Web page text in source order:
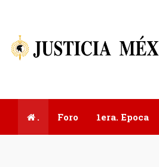
. Foro 1era. Epoca